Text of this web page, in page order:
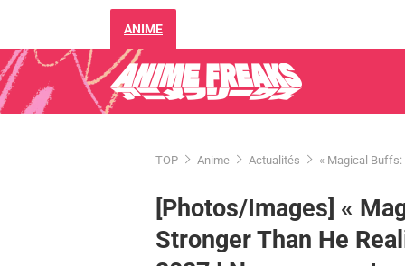
ANIME
TOP Anime Actualités « Magical Buffs:
[Photos/Images] «
Stronger Than He